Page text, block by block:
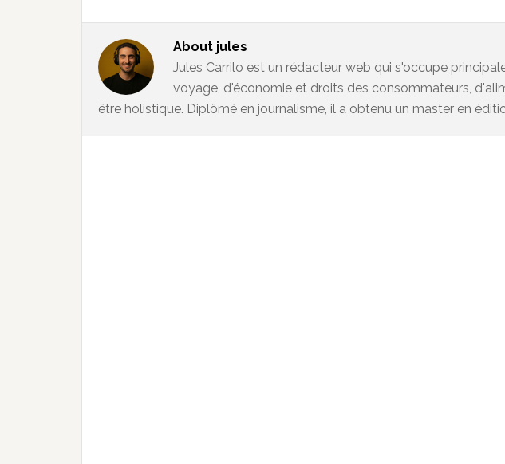
About jules
Jules Carrilo est un rédacteur web qui s'occupe
voyage, d'économie et droits des consommateurs,
être holistique. Diplômé en journalisme, il a obtenu un master en